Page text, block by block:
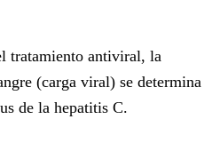
tratamiento antiviral, la
(carga viral) se determina
de la hepatitis C.